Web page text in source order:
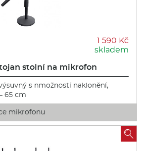
1 590 Kč
skladem
stolní na mikrofon
s nmožností naklonění,
65 cm
mikrofonu
